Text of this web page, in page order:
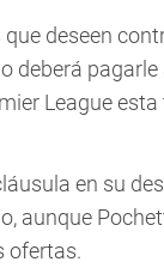
deseen
deberá
League
en su
aunque
ofertas.